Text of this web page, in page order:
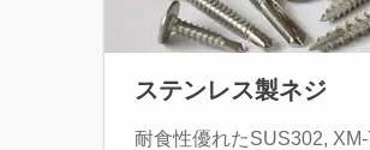
ステンレス製ネジ
耐食性優れたSUS302,